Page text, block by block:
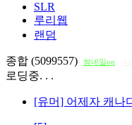
SLR
루리웹
랜덤
종합 (5099557) 썸네일on
로딩중. . .
[유머] 어제자 캐나